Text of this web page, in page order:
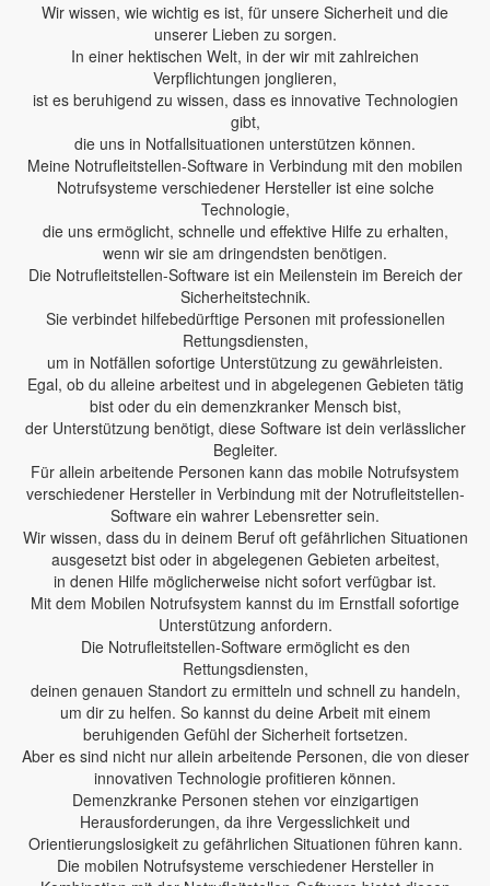
Wir wissen, wie wichtig es ist, für unsere Sicherheit und die
unserer Lieben zu sorgen.
In einer hektischen Welt, in der wir mit zahlreichen
Verpflichtungen jonglieren,
ist es beruhigend zu wissen, dass es innovative Technologien
gibt,
die uns in Notfallsituationen unterstützen können.
Meine Notrufleitstellen-Software in Verbindung mit den mobilen
Notrufsysteme verschiedener Hersteller ist eine solche
Technologie,
die uns ermöglicht, schnelle und effektive Hilfe zu erhalten,
wenn wir sie am dringendsten benötigen.
Die Notrufleitstellen-Software ist ein Meilenstein im Bereich der
Sicherheitstechnik.
Sie verbindet hilfebedürftige Personen mit professionellen
Rettungsdiensten,
um in Notfällen sofortige Unterstützung zu gewährleisten.
Egal, ob du alleine arbeitest und in abgelegenen Gebieten tätig
bist oder du ein demenzkranker Mensch bist,
der Unterstützung benötigt, diese Software ist dein verlässlicher
Begleiter.
Für allein arbeitende Personen kann das mobile Notrufsystem
verschiedener Hersteller in Verbindung mit der Notrufleitstellen-
Software ein wahrer Lebensretter sein.
Wir wissen, dass du in deinem Beruf oft gefährlichen Situationen
ausgesetzt bist oder in abgelegenen Gebieten arbeitest,
in denen Hilfe möglicherweise nicht sofort verfügbar ist.
Mit dem Mobilen Notrufsystem kannst du im Ernstfall sofortige
Unterstützung anfordern.
Die Notrufleitstellen-Software ermöglicht es den
Rettungsdiensten,
deinen genauen Standort zu ermitteln und schnell zu handeln,
um dir zu helfen. So kannst du deine Arbeit mit einem
beruhigenden Gefühl der Sicherheit fortsetzen.
Aber es sind nicht nur allein arbeitende Personen, die von dieser
innovativen Technologie profitieren können.
Demenzkranke Personen stehen vor einzigartigen
Herausforderungen, da ihre Vergesslichkeit und
Orientierungslosigkeit zu gefährlichen Situationen führen kann.
Die mobilen Notrufsysteme verschiedener Hersteller in